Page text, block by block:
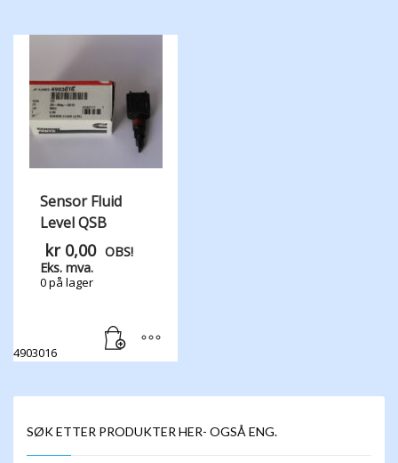
Sensor Fluid
Level QSB
kr0,00 OBS!
Eks. mva.
0 på lager
4903016
SØK ETTER PRODUKTER HER- OGSÅ ENG.